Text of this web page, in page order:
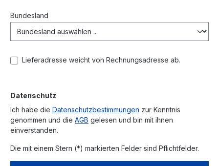
Bundesland
Lieferadresse weicht von Rechnungsadresse ab.
Datenschutz
Ich habe die Datenschutzbestimmungen zur Kenntnis
genommen und die AGB gelesen und bin mit ihnen
einverstanden.
Die mit einem Stern (*) markierten Felder sind Pflichtfelder.